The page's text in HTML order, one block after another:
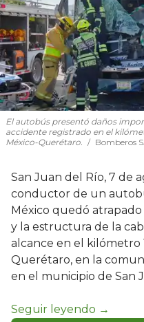
El autobús presentó daños
accidente registrado en el
México-Querétaro.
Bomberos
San Juan del Río, 7 de
conductor de un
México quedó
y la estructura de la
alcance en el kilómetro
Querétaro, en la
en el municipio de San